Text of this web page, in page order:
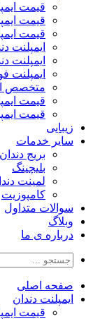
قیمت
قیمت ایمپلنت کره ای‌ 1405
قیمت ایمپلنت
ایمپلنت
ایمپلنت
ایمپلنت
متخصص
قیمت
قیمت ایمپلنت
زیبایی
سایر خدمات
بریج دندان
بلیچینگ
لمینت
کامپوزیت
سوالات متداول
وبلاگ
درباره ی ما
صفحه اصلی
ایمپلنت دندان
قیمت